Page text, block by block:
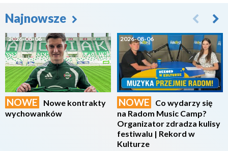
Najnowsze
2026-08-06
NOWE
Nowe kontrakty
wychowanków
2026-08-06
NOWE
Co wydarzy się
na Radom Music Camp?
Organizator zdradza kulisy
festiwalu | Rekord w
Kulturze